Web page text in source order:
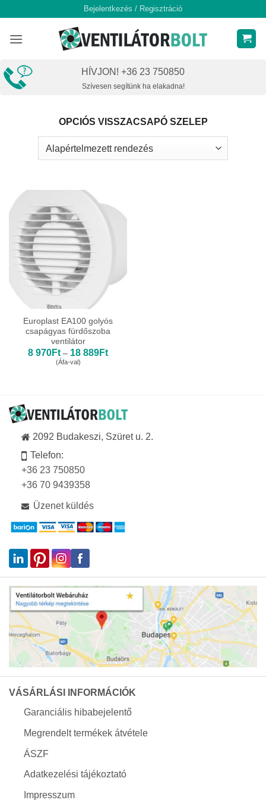
content
Bejelentkezés / Regisztráció
HÍVJON! +36 23 750850
Szívesen segítünk ha elakadna!
OPCIÓS VISSZACSAPÓ SZELEP
Europlast EA100 golyós
csapágyas fürdőszoba
ventilátor
8 970Ft – 18 889FtÁrtartomány:
(Áfa-val)
2092 Budakeszi, Szüret u. 2.
Telefon:
+36 23 750850
+36 70 9439358
Üzenet küldés
VÁSÁRLÁSI INFORMÁCIÓK
Garanciális hibabejelentő
Megrendelt termékek átvétele
ÁSZF
Adatkezelési tájékoztató
Impresszum